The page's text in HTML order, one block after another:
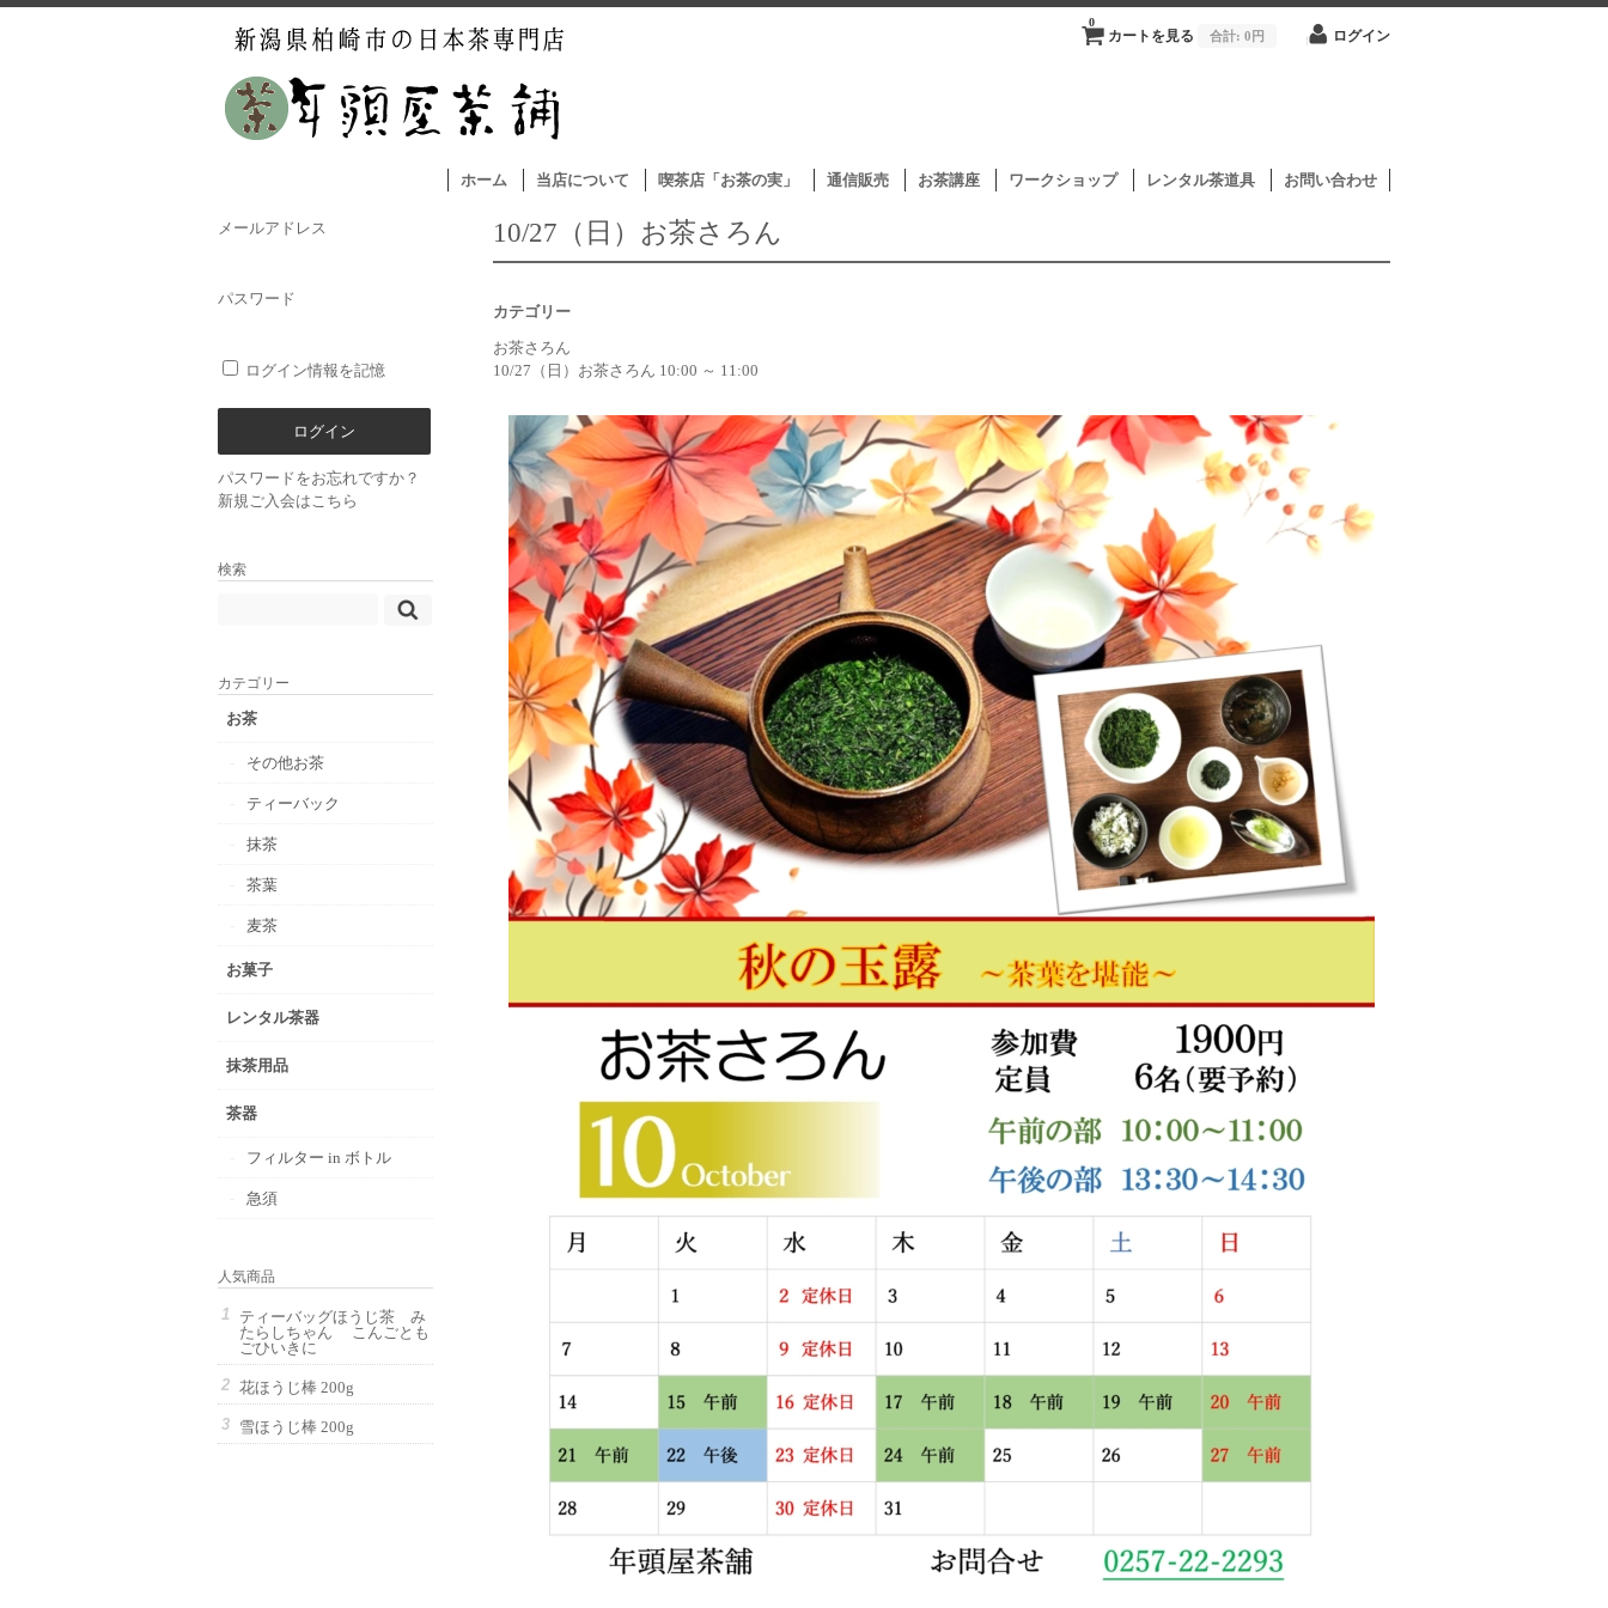
カートを見る
0
合計: 0円 ログイン
ホーム 当店について 喫茶店「お茶の実」 通信販売 お茶講座 ワークショップ レンタル茶道具 お問い合わせ
10/27（日）お茶さろん
カテゴリー
お茶さろん
10/27（日）お茶さろん 10:00 ～ 11:00
メールアドレス
パスワード
ログイン情報を記憶
パスワードをお忘れですか？
新規ご入会はこちら
検索
カテゴリー
お茶
その他お茶
ティーバック
抹茶
茶葉
麦茶
お菓子
レンタル茶器
抹茶用品
茶器
フィルター in ボトル
急須
人気商品
ティーバッグほうじ茶 み
たらしちゃん こんごとも
ごひいきに
花ほうじ棒 200g
雪ほうじ棒 200g